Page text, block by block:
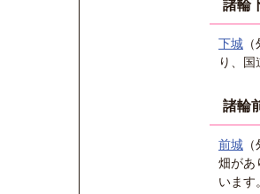
諸輪
下城
り、
諸輪
前城
畑があ
います。